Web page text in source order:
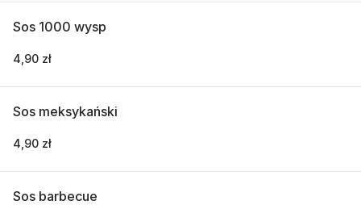
Sos 1000 wysp
4,90 zł
Sos meksykański
4,90 zł
Sos barbecue